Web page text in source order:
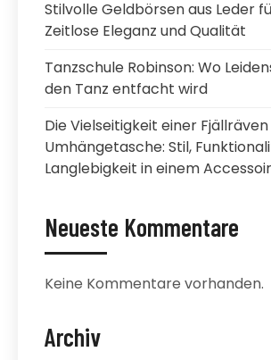
Stilvolle Geldbörsen aus Leder
Zeitlose Eleganz und Qualität
Tanzschule Robinson: Wo
den Tanz entfacht wird
Die Vielseitigkeit einer Fjällräven
Umhängetasche: Stil,
Langlebigkeit in einem
Neueste Kommentare
Keine Kommentare vorhanden.
Archiv